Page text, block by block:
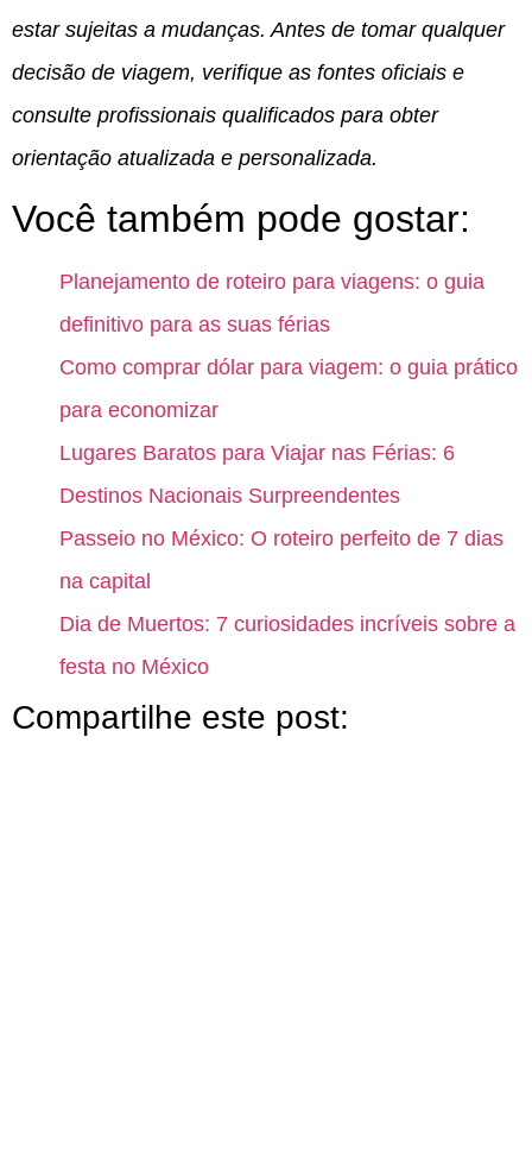
estar sujeitas a mudanças. Antes de tomar qualquer
decisão de viagem, verifique as fontes oficiais e
consulte profissionais qualificados para obter
orientação atualizada e personalizada.
Você também pode gostar:
Planejamento de roteiro para viagens: o guia
definitivo para as suas férias
Como comprar dólar para viagem: o guia prático
para economizar
Lugares Baratos para Viajar nas Férias: 6
Destinos Nacionais Surpreendentes
Passeio no México: O roteiro perfeito de 7 dias
na capital
Dia de Muertos: 7 curiosidades incríveis sobre a
festa no México
Compartilhe este post: